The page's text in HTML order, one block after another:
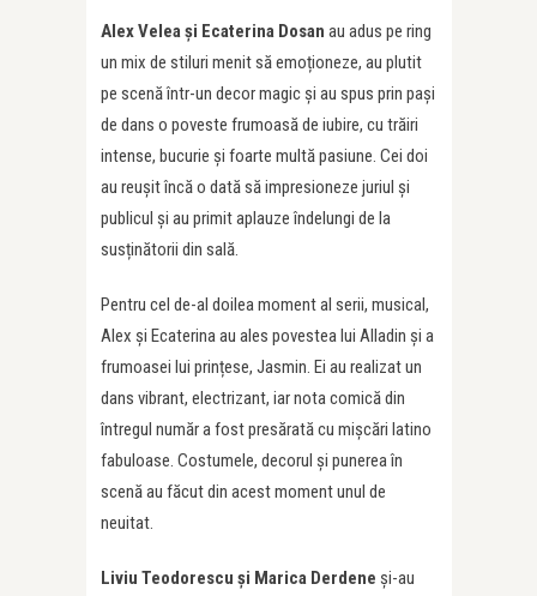
Alex Velea și Ecaterina Dosan au adus pe ring
un mix de stiluri menit să emoționeze, au plutit
pe scenă într-un decor magic și au spus prin pași
de dans o poveste frumoasă de iubire, cu trăiri
intense, bucurie și foarte multă pasiune. Cei doi
au reușit încă o dată să impresioneze juriul și
publicul și au primit aplauze îndelungi de la
susținătorii din sală.
Pentru cel de-al doilea moment al serii, musical,
Alex și Ecaterina au ales povestea lui Alladin și a
frumoasei lui prințese, Jasmin. Ei au realizat un
dans vibrant, electrizant, iar nota comică din
întregul număr a fost presărată cu mișcări latino
fabuloase. Costumele, decorul și punerea în
scenă au făcut din acest moment unul de
neuitat.
Liviu Teodorescu și Marica Derdene și-au